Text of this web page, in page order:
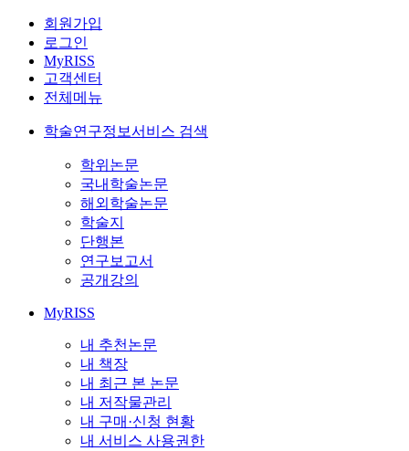
회원가입
로그인
MyRISS
고객센터
전체메뉴
학술연구정보서비스 검색
학위논문
국내학술논문
해외학술논문
학술지
단행본
연구보고서
공개강의
MyRISS
내 추천논문
내 책장
내 최근 본 논문
내 저작물관리
내 구매·신청 현황
내 서비스 사용권한